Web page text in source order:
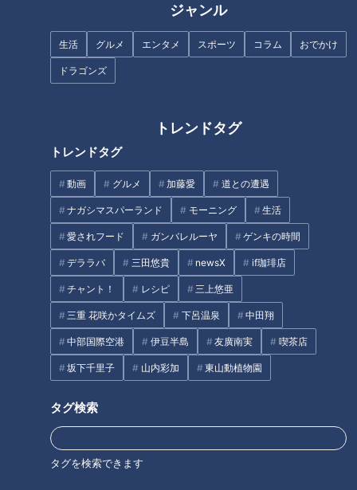
ジャンル
生活 グルメ エンタメ スポーツ コラム おでかけ
ドラゴンズ
トレンドタグ
トレンドタグ
動画 グルメ 加藤愛 道との遭遇
ナガシマスパーランド モーニング 生活
愛されフード ガンバレルーヤ ゲンキの時間
デララバ 三田悠貴 newsX if珈琲店
チャント！ レシピ 三上悠亜
三重 花咲かタイムズ 下呂温泉 中田翔
中部国際空港 伊豆半島 友廣南実 喫茶店
坂下千里子 山内彩加 東山動植物園
タグ検索
タグを検索できます
毎年5月3日・4日に、愛知県半田市で開催される「亀崎潮干
祭」。300年以上の歴史を誇り、火事や疫病など、様々な災い
を祓うための神事です。
祭りの最大の見せ場は、「海浜曳き下ろし」。裸の男たちが海
を疾走し、この地方でいう山車（やまぐるま）を豪快に曳きま
わします。2023年は、コロナ禍の影響で4年ぶりの曳き下ろ
しとなり、その勇壮な様子を一目見ようと約３万人が集まりま